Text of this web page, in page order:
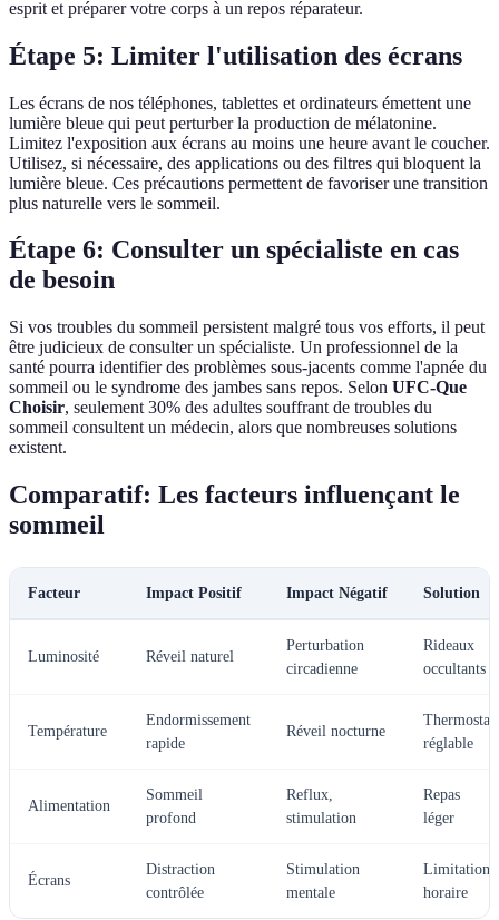
esprit et préparer votre corps à un repos réparateur.
Étape 5: Limiter l'utilisation des écrans
Les écrans de nos téléphones, tablettes et ordinateurs émettent une
lumière bleue qui peut perturber la production de mélatonine.
Limitez l'exposition aux écrans au moins une heure avant le coucher.
Utilisez, si nécessaire, des applications ou des filtres qui bloquent la
lumière bleue. Ces précautions permettent de favoriser une transition
plus naturelle vers le sommeil.
Étape 6: Consulter un spécialiste en cas
de besoin
Si vos troubles du sommeil persistent malgré tous vos efforts, il peut
être judicieux de consulter un spécialiste. Un professionnel de la
santé pourra identifier des problèmes sous-jacents comme l'apnée du
sommeil ou le syndrome des jambes sans repos. Selon UFC-Que
Choisir, seulement 30% des adultes souffrant de troubles du
sommeil consultent un médecin, alors que nombreuses solutions
existent.
Comparatif: Les facteurs influençant le
sommeil
Facteur Impact Positif Impact Négatif Solution
Luminosité Réveil naturel
Perturbation
circadienne
Rideaux
occultants
Température
Endormissement
rapide
Réveil nocturne
Thermostat
réglable
Alimentation
Sommeil
profond
Reflux,
stimulation
Repas
léger
Écrans
Distraction
contrôlée
Stimulation
mentale
Limitation
horaire